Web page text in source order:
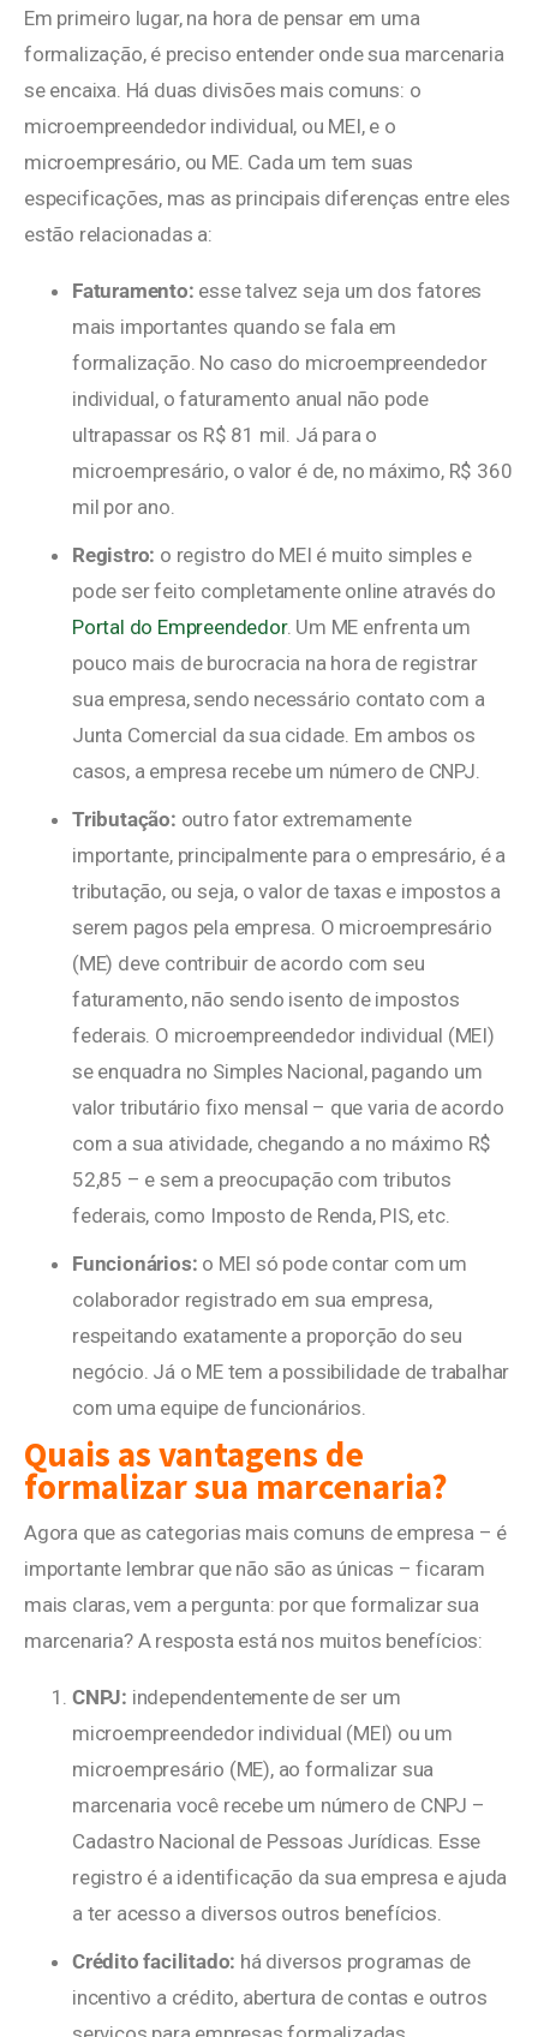
Em primeiro lugar, na hora de pensar em uma
formalização, é preciso entender onde sua marcenaria
se encaixa. Há duas divisões mais comuns: o
microempreendedor individual, ou MEI, e o
microempresário, ou ME. Cada um tem suas
especificações, mas as principais diferenças entre eles
estão relacionadas a:
Faturamento: esse talvez seja um dos fatores
mais importantes quando se fala em
formalização. No caso do microempreendedor
individual, o faturamento anual não pode
ultrapassar os R$ 81 mil. Já para o
microempresário, o valor é de, no máximo, R$ 360
mil por ano.
Registro: o registro do MEI é muito simples e
pode ser feito completamente online através do
Portal do Empreendedor. Um ME enfrenta um
pouco mais de burocracia na hora de registrar
sua empresa, sendo necessário contato com a
Junta Comercial da sua cidade. Em ambos os
casos, a empresa recebe um número de CNPJ.
Tributação: outro fator extremamente
importante, principalmente para o empresário, é a
tributação, ou seja, o valor de taxas e impostos a
serem pagos pela empresa. O microempresário
(ME) deve contribuir de acordo com seu
faturamento, não sendo isento de impostos
federais. O microempreendedor individual (MEI)
se enquadra no Simples Nacional, pagando um
valor tributário fixo mensal – que varia de acordo
com a sua atividade, chegando a no máximo R$
52,85 – e sem a preocupação com tributos
federais, como Imposto de Renda, PIS, etc.
Funcionários: o MEI só pode contar com um
colaborador registrado em sua empresa,
respeitando exatamente a proporção do seu
negócio. Já o ME tem a possibilidade de trabalhar
com uma equipe de funcionários.
Quais as vantagens de
formalizar sua marcenaria?
Agora que as categorias mais comuns de empresa – é
importante lembrar que não são as únicas – ficaram
mais claras, vem a pergunta: por que formalizar sua
marcenaria? A resposta está nos muitos benefícios:
CNPJ: independentemente de ser um
microempreendedor individual (MEI) ou um
microempresário (ME), ao formalizar sua
marcenaria você recebe um número de CNPJ –
Cadastro Nacional de Pessoas Jurídicas. Esse
registro é a identificação da sua empresa e ajuda
a ter acesso a diversos outros benefícios.
Crédito facilitado: há diversos programas de
incentivo a crédito, abertura de contas e outros